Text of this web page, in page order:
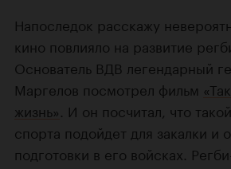
Напоследок расскажу
кино повлияло на развитие
Основатель ВДВ легендарный
Маргелов посмотрел фильм
жизнь» . И он посчитал, что
спорта подойдет для закалки и
подготовки в его войсках.